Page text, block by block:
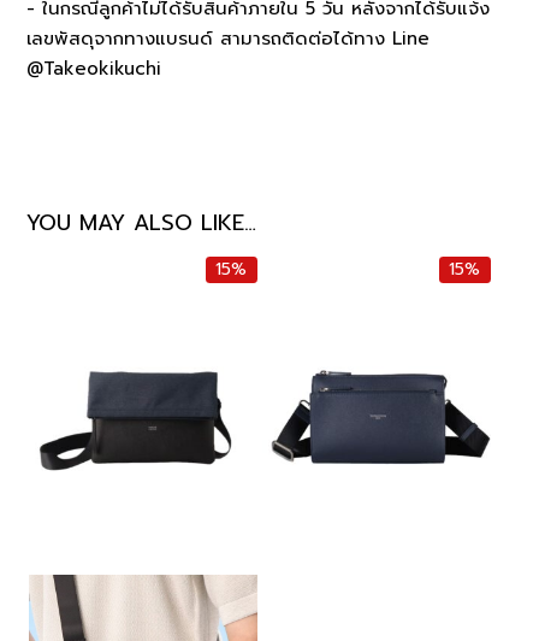
- ในกรณีลูกค้าไม่ได้รับสินค้าภายใน 5 วัน หลังจากได้รับแจ้ง
เลขพัสดุจากทางแบรนด์ สามารถติดต่อได้ทาง Line
@Takeokikuchi
YOU MAY ALSO LIKE…
15% 15%